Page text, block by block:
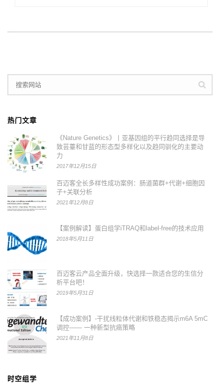
热门文章
《Nature Genetics》丨亚基因组的平行趋同选择是导
致芸薹和甘蓝的形态型多样化以及趋同驯化的主要动
力
2017年12月15日
百迈客全长多样性成功案例：肠道菌群+代谢+细胞因
子+关联分析
2021年12月8日
【案例解读】蛋白组学iTRAQ和label-free的技术应用
2018年5月11日
百迈客云产品全面升级，快选择一款适合您的生信分
析平台吧！
2019年5月31日
【成功案例】-干扰线粒体代谢和铁稳态揭示m6A 5mC
调控—— 一种新型抗癌策略
2021年11月8日
时空组学